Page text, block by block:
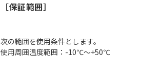
［保証範囲］
次の範囲を使用条件とします。
使用周囲温度範囲：-10℃～+50℃